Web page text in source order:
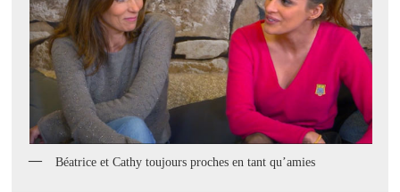
Béatrice et Cathy toujours proches en tant qu’amies